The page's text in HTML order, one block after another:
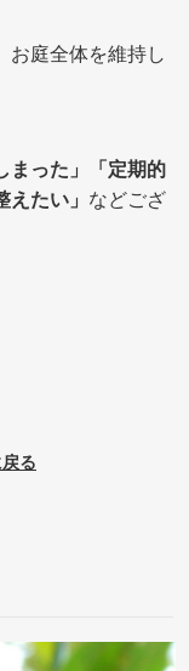
お庭全体を維持し
まった」「定期的
たい」 などござ
る